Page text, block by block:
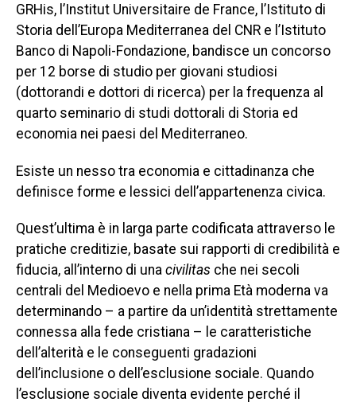
GRHis, l’Institut Universitaire de France, l’Istituto di
Storia dell’Europa Mediterranea del CNR e l’Istituto
Banco di Napoli-Fondazione, bandisce un concorso
per 12 borse di studio per giovani studiosi
(dottorandi e dottori di ricerca) per la frequenza al
quarto seminario di studi dottorali di Storia ed
economia nei paesi del Mediterraneo.
Esiste un nesso tra economia e cittadinanza che
definisce forme e lessici dell’appartenenza civica.
Quest’ultima è in larga parte codificata attraverso le
pratiche creditizie, basate sui rapporti di credibilità e
fiducia, all’interno di una civilitas che nei secoli
centrali del Medioevo e nella prima Età moderna va
determinando – a partire da un’identità strettamente
connessa alla fede cristiana – le caratteristiche
dell’alterità e le conseguenti gradazioni
dell’inclusione o dell’esclusione sociale. Quando
l’esclusione sociale diventa evidente perché il